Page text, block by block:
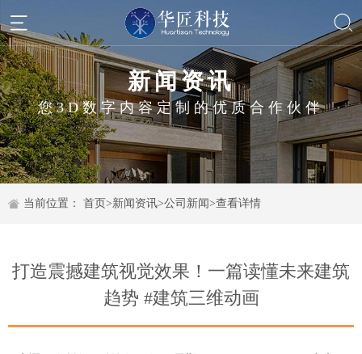
新闻资讯
您3D数字内容定制的优质合作伙伴
当前位置： 首页>新闻资讯>公司新闻>查看详情
打造震撼建筑视觉效果！一篇读懂未来建筑
趋势 #建筑三维动画